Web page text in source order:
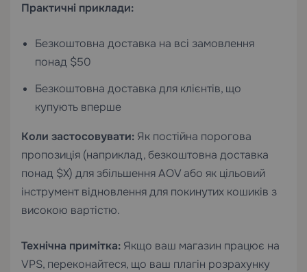
Практичні приклади:
Безкоштовна доставка на всі замовлення
понад $50
Безкоштовна доставка для клієнтів, що
купують вперше
Коли застосовувати: Як постійна порогова
пропозиція (наприклад, безкоштовна доставка
понад $X) для збільшення AOV або як цільовий
інструмент відновлення для покинутих кошиків з
високою вартістю.
Технічна примітка: Якщо ваш магазин працює на
VPS, переконайтеся, що ваш плагін розрахунку